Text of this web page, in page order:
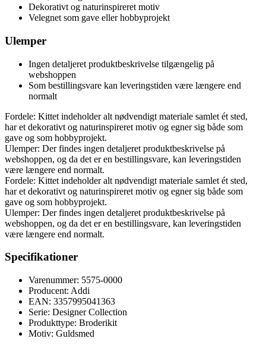
Dekorativt og naturinspireret motiv
Velegnet som gave eller hobbyprojekt
Ulemper
Ingen detaljeret produktbeskrivelse tilgængelig på
webshoppen
Som bestillingsvare kan leveringstiden være længere end
normalt
Fordele: Kittet indeholder alt nødvendigt materiale samlet ét sted,
har et dekorativt og naturinspireret motiv og egner sig både som
gave og som hobbyprojekt.
Ulemper: Der findes ingen detaljeret produktbeskrivelse på
webshoppen, og da det er en bestillingsvare, kan leveringstiden
være længere end normalt.
Fordele: Kittet indeholder alt nødvendigt materiale samlet ét sted,
har et dekorativt og naturinspireret motiv og egner sig både som
gave og som hobbyprojekt.
Ulemper: Der findes ingen detaljeret produktbeskrivelse på
webshoppen, og da det er en bestillingsvare, kan leveringstiden
være længere end normalt.
Specifikationer
Varenummer: 5575-0000
Producent: Addi
EAN: 3357995041363
Serie: Designer Collection
Produkttype: Broderikit
Motiv: Guldsmed